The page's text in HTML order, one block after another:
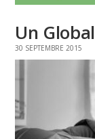
Un
30 SEPTEMBRE 2015